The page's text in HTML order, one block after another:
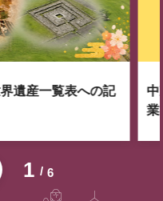
1 6
遺産一覧表への記
中
業